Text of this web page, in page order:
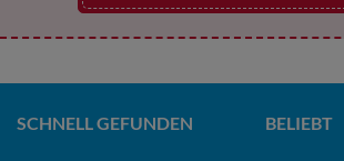
SCHNELL GEFUNDEN BELIEBT